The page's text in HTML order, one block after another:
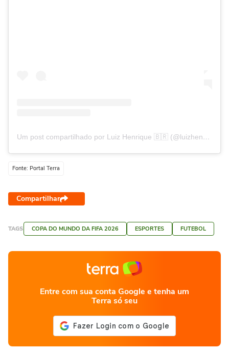
Um post compartilhado por Luiz Henrique 🇧🇷 (@luizhenrique_07)
Fonte: Portal Terra
Compartilhar
TAGS COPA DO MUNDO DA FIFA 2026 ESPORTES FUTEBOL
Entre com sua conta Google e tenha um
Terra só seu